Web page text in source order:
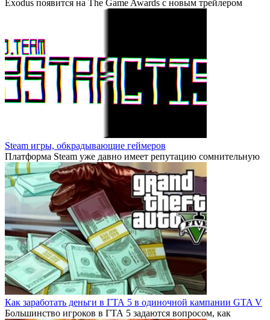
Exodus появится на The Game Awards с новым трейлером
Steam игры, обкрадывающие геймеров
Платформа Steam уже давно имеет репутацию сомнительную
Как заработать деньги в ГТА 5 в одиночной кампании GTA V
Большинство игроков в ГТА 5 задаются вопросом, как